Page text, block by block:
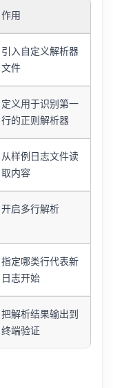
作用
引入自定义解析器
文件
定义用于识别第一
行的正则解析器
从样例日志文件读
取内容
开启多行解析
指定哪类行代表新
日志开始
把解析结果输出到
终端验证